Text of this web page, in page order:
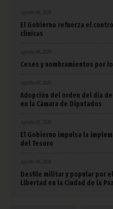
agosto 06, 2026
El Gobierno refuerza el
clínicas
agosto 06, 2026
Ceses y nombramientos por
agosto 05, 2026
Adopción del orden del día
en la Cámara de Diputados
agosto 05, 2026
El Gobierno impulsa la
del Tesoro
agosto 04, 2026
Desfile militar y popular por
Libertad en la Ciudad de la Paz